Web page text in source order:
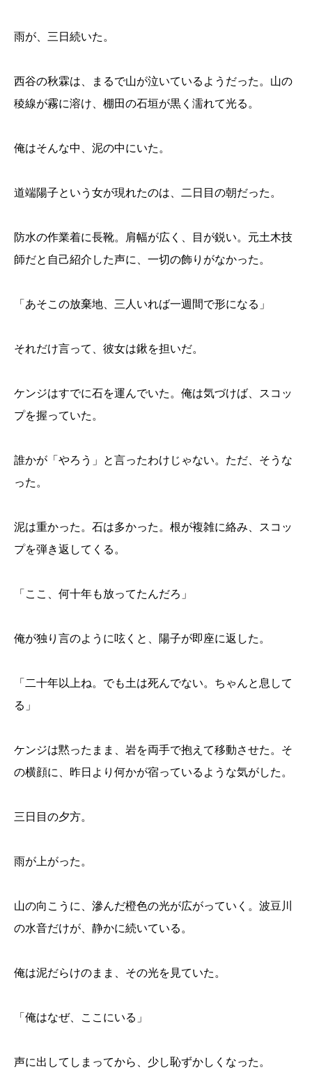
雨が、三日続いた。
西谷の秋霖は、まるで山が泣いているようだった。山の
稜線が霧に溶け、棚田の石垣が黒く濡れて光る。
俺はそんな中、泥の中にいた。
道端陽子という女が現れたのは、二日目の朝だった。
防水の作業着に長靴。肩幅が広く、目が鋭い。元土木技
師だと自己紹介した声に、一切の飾りがなかった。
「あそこの放棄地、三人いれば一週間で形になる」
それだけ言って、彼女は鍬を担いだ。
ケンジはすでに石を運んでいた。俺は気づけば、スコッ
プを握っていた。
誰かが「やろう」と言ったわけじゃない。ただ、そうな
った。
泥は重かった。石は多かった。根が複雑に絡み、スコッ
プを弾き返してくる。
「ここ、何十年も放ってたんだろ」
俺が独り言のように呟くと、陽子が即座に返した。
「二十年以上ね。でも土は死んでない。ちゃんと息して
る」
ケンジは黙ったまま、岩を両手で抱えて移動させた。そ
の横顔に、昨日より何かが宿っているような気がした。
三日目の夕方。
雨が上がった。
山の向こうに、滲んだ橙色の光が広がっていく。波豆川
の水音だけが、静かに続いている。
俺は泥だらけのまま、その光を見ていた。
「俺はなぜ、ここにいる」
声に出してしまってから、少し恥ずかしくなった。